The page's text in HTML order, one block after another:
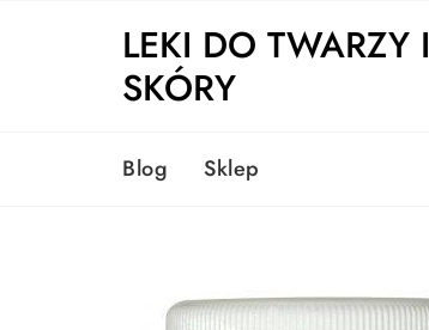
LEKI DO TWARZY I
SKÓRY
Blog Sklep